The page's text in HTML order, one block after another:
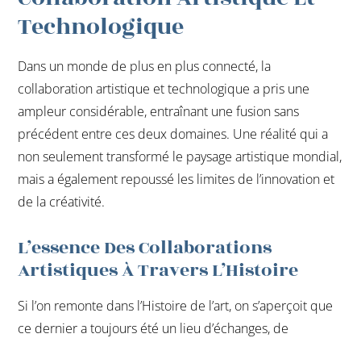
Technologique
Dans un monde de plus en plus connecté, la
collaboration artistique et technologique a pris une
ampleur considérable, entraînant une fusion sans
précédent entre ces deux domaines. Une réalité qui a
non seulement transformé le paysage artistique mondial,
mais a également repoussé les limites de l’innovation et
de la créativité.
L’essence Des Collaborations
Artistiques À Travers L’Histoire
Si l’on remonte dans l’Histoire de l’art, on s’aperçoit que
ce dernier a toujours été un lieu d’échanges, de